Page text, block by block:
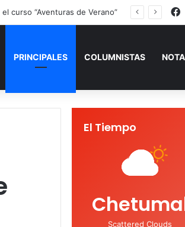
curso “Aventuras de Verano”
PRINCIPALES COLUMNISTAS
El Tiempo
Scattered Clouds